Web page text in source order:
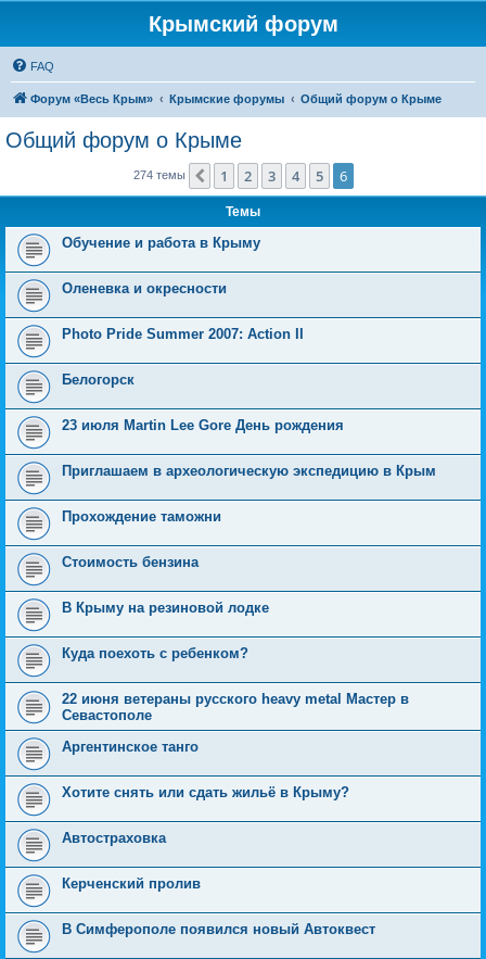
Крымский форум
FAQ
Форум «Весь Крым» Крымские форумы Общий форум о Крыме
Общий форум о Крыме
274 темы Пред.
1 2 3 4 5 6
Темы
Обучение и работа в Крыму
Оленевка и окресности
Photo Pride Summer 2007: Action II
Белогорск
23 июля Martin Lee Gore День рождения
Приглашаем в археологическую экспедицию в Крым
Прохождение таможни
Стоимость бензина
В Крыму на резиновой лодке
Куда поехоть с ребенком?
22 июня ветераны русского heavy metal Мастер в
Севастополе
Аргентинское танго
Хотите снять или сдать жильё в Крыму?
Автостраховка
Керченский пролив
В Симферополе появился новый Автоквест